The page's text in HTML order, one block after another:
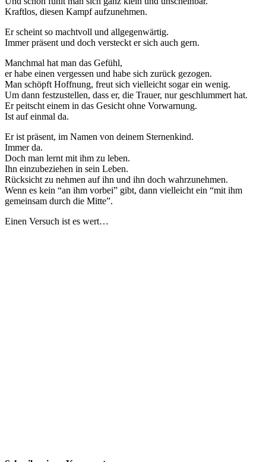
Kraftlos, diesen Kampf aufzunehmen.
Er scheint so machtvoll und allgegenwärtig.
Immer präsent und doch versteckt er sich auch gern.
Manchmal hat man das Gefühl,
er habe einen vergessen und habe sich zurück gezogen.
Man schöpft Hoffnung, freut sich vielleicht sogar ein wenig.
Um dann festzustellen, dass er, die Trauer, nur geschlummert hat.
Er peitscht einem in das Gesicht ohne Vorwarnung.
Ist auf einmal da.
Er ist präsent, im Namen von deinem Sternenkind.
Immer da.
Doch man lernt mit ihm zu leben.
Ihn einzubeziehen in sein Leben.
Rücksicht zu nehmen auf ihn und ihn doch wahrzunehmen.
Wenn es kein “an ihm vorbei” gibt, dann vielleicht ein “mit ihm
gemeinsam durch die Mitte”.
Einen Versuch ist es wert…